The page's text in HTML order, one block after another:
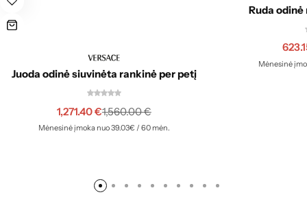
Juoda odinė siuvinėta rankinė per petį
1,560.00€
1,271.40€
Mėnesinė įmoka nuo 39.03€ / 60 mėn.
Ruda
Mėnesinė